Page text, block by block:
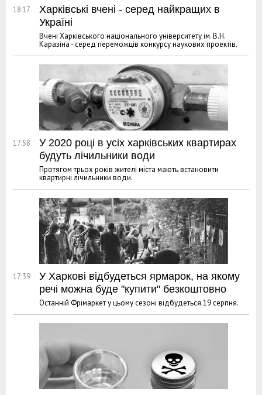
18:17
Харківські вчені - серед найкращих в
Україні
Вчені Харківського національного університету ім. В.Н.
Каразіна - серед переможців конкурсу наукових проектів.
17:58
У 2020 році в усіх харківських квартирах
будуть лічильники води
Протягом трьох років жителі міста мають встановити
квартирні лічильники води.
17:39
У Харкові відбудеться ярмарок, на якому
речі можна буде "купити" безкоштовно
Останній Фрімаркет у цьому сезоні відбудеться 19 серпня.